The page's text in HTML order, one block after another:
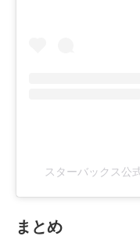
スターバックス公
まとめ